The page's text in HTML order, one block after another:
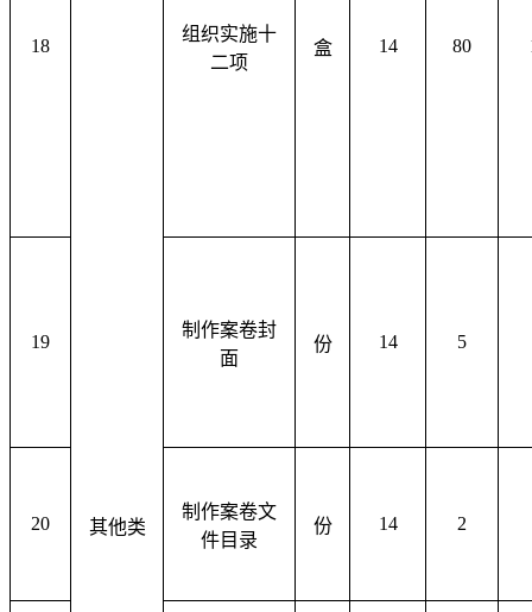
18
其他类
组织实施十
二项
盒 14 80
19
制作案卷封
面
份 14 5
20
制作案卷文
件目录
份 14 2